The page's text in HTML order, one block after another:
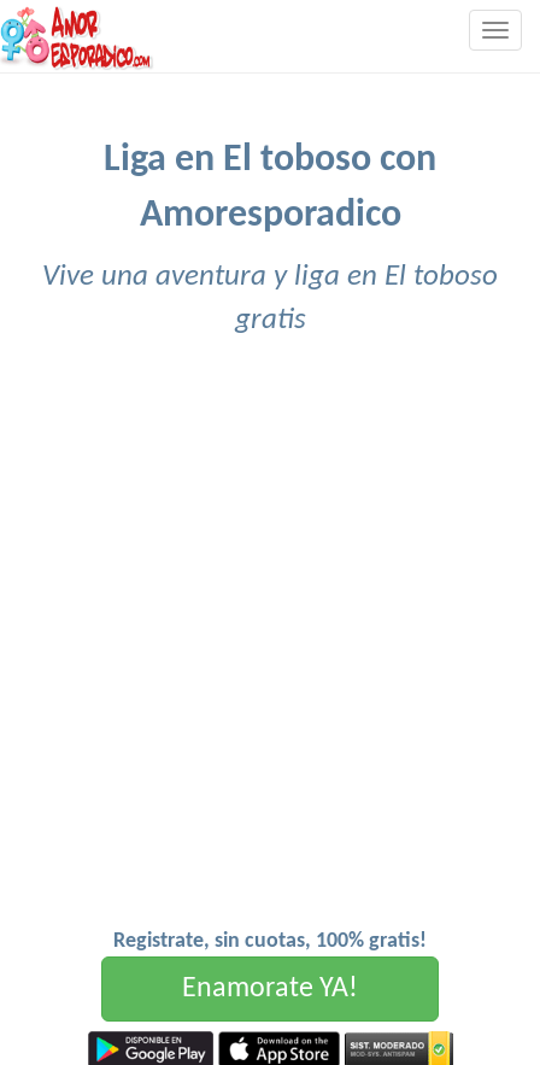
Liga en El toboso con
Amoresporadico
Vive una aventura y liga en El toboso
gratis
Registrate, sin cuotas, 100% gratis!
Enamorate YA!